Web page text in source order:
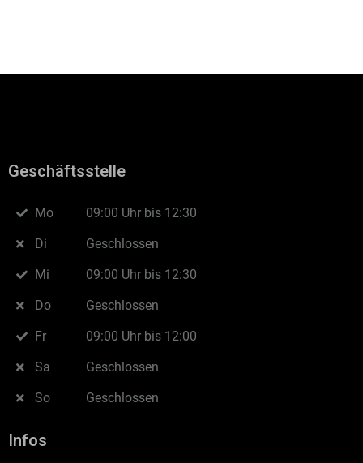
Geschäftsstelle
Mo
Di
Mi
Do
Fr
Sa
So
09:00 Uhr bis 12:30
Geschlossen
09:00 Uhr bis 12:30
Geschlossen
09:00 Uhr bis 12:00
Geschlossen
Geschlossen
Infos